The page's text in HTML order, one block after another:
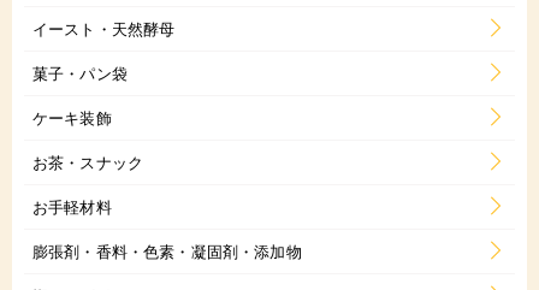
イースト・天然酵母
菓子・パン袋
ケーキ装飾
お茶・スナック
お手軽材料
膨張剤・香料・色素・凝固剤・添加物